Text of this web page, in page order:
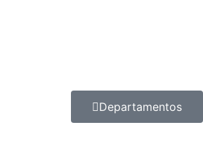
Departamentos